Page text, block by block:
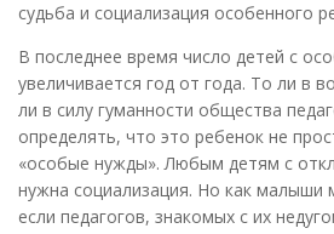
судьба и социализация особенного
В последнее время число детей с
увеличивается год от года. То ли в
ли в силу гуманности общества
определять, что это ребенок не
«особые нужды». Любым детям с
нужна социализация. Но как малыши
если педагогов, знакомых с их